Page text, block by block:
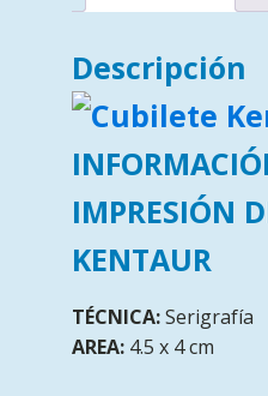
Descripción
IMPRESIÓN
KENTAUR
TÉCNICA:Serigrafía
AREA: 4.5 x 4 cm